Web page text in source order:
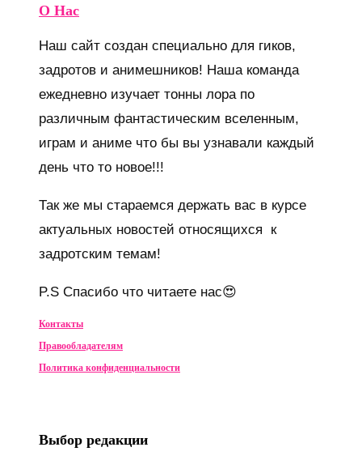
О Нас
Наш сайт создан специально для гиков,
задротов и анимешников! Наша команда
ежедневно изучает тонны лора по
различным фантастическим вселенным,
играм и аниме что бы вы узнавали каждый
день что то новое!!!
Так же мы стараемся держать вас в курсе
актуальных новостей относящихся к
задротским темам!
P.S Спасибо что читаете нас😍
Контакты
Правообладателям
Политика конфиденциальности
Выбор редакции